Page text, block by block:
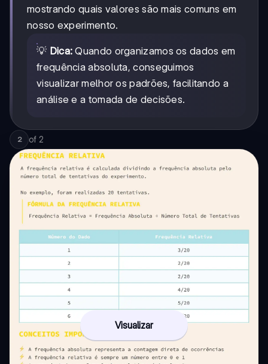
mostrando quais valores são mais comuns em
nosso experimento.
💡 Dica: Quando organizamos os dados em
frequência absoluta, conseguimos
visualizar melhor os padrões, facilitando a
análise e a tomada de decisões.
2 of 2
Visualizar